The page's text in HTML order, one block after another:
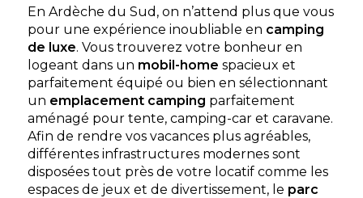
En Ardèche du Sud, on n’attend plus que vous
pour une expérience inoubliable en camping
de luxe. Vous trouverez votre bonheur en
logeant dans un mobil-home spacieux et
parfaitement équipé ou bien en sélectionnant
un emplacement camping parfaitement
aménagé pour tente, camping-car et caravane.
Afin de rendre vos vacances plus agréables,
différentes infrastructures modernes sont
disposées tout près de votre locatif comme les
espaces de jeux et de divertissement, le parc
Sampzon, Ardèche , Auvergne-Rhône-Alpes
★ 4.2/5 (2292 avis)
Aucune information tarifaire disponible
Découvrir